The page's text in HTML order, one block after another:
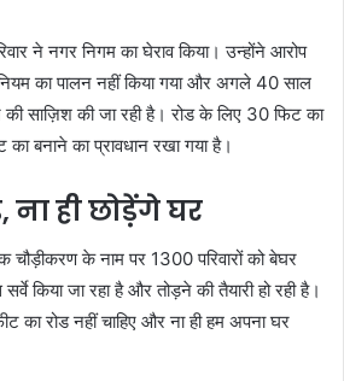
ने नगर निगम का घेराव किया। उन्होंने आरोप
का पालन नहीं किया गया और अगले 40 साल
की साज़िश की जा रही है। रोड के लिए 30 फिट का
बनाने का प्रावधान रखा गया है।
ना ही छोड़ेंगे घर
चौड़ीकरण के नाम पर 1300 परिवारों को बेघर
किया जा रहा है और तोड़ने की तैयारी हो रही है।
का रोड नहीं चाहिए और ना ही हम अपना घर